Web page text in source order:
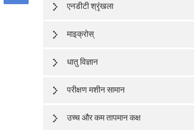
एनडीटी श्रृंखला
माइक्रोस्
धातु विज्ञान
परीक्षण मशीन सामान
उच्च और कम तापमान कक्ष